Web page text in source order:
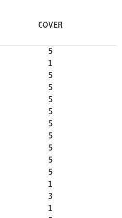
COVER
5
1
5
5
5
5
5
5
5
5
5
1
3
1